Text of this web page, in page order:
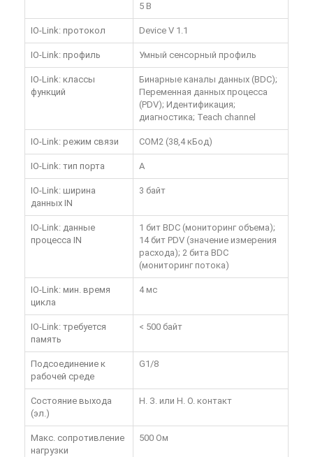
5 В
IO-Link: протокол Device V 1.1
IO-Link: профиль Умный сенсорный профиль
IO-Link: классы
функций
Бинарные каналы данных (BDC);
Переменная данных процесса
(PDV); Идентификация;
диагностика; Teach channel
IO-Link: режим связи COM2 (38,4 кБод)
IO-Link: тип порта A
IO-Link: ширина
данных IN
3 байт
IO-Link: данные
процесса IN
1 бит BDC (мониторинг объема);
14 бит PDV (значение измерения
расхода); 2 бита BDC
(мониторинг потока)
IO-Link: мин. время
цикла
4 мс
IO-Link: требуется
память
< 500 байт
Подсоединение к
рабочей среде
G1/8
Состояние выхода
(эл.)
Н. З. или Н. О. контакт
Макс. сопротивление
нагрузки
500 Ом